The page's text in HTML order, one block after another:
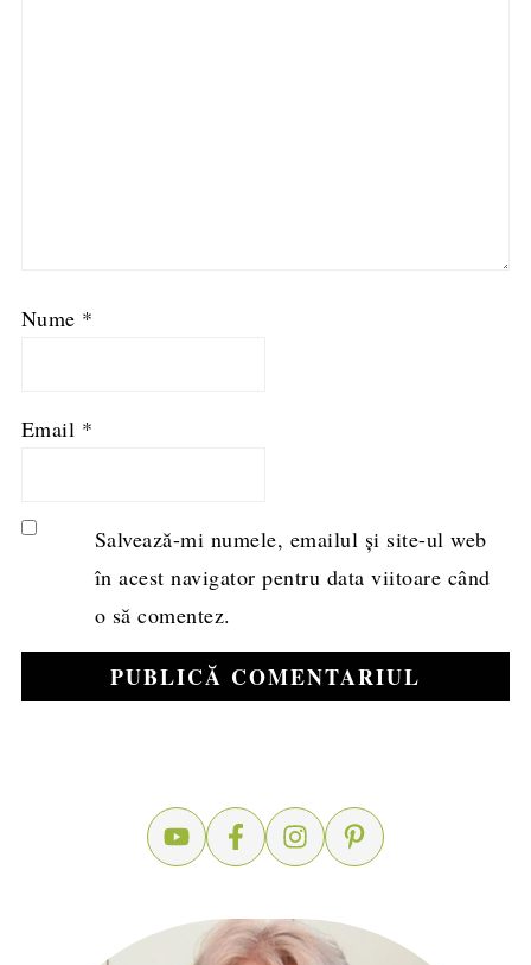
Nume *
Email *
Salvează-mi numele, emailul și site-ul web
în acest navigator pentru data viitoare când
o să comentez.